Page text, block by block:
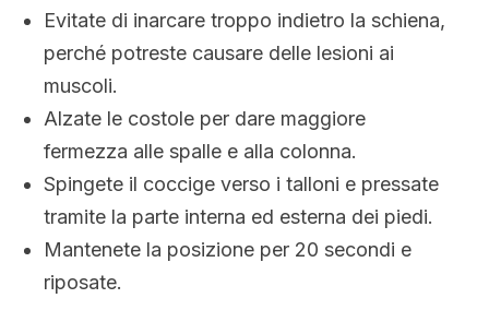
Evitate di inarcare troppo indietro la schiena,
perché potreste causare delle lesioni ai
muscoli.
Alzate le costole per dare maggiore
fermezza alle spalle e alla colonna.
Spingete il coccige verso i talloni e pressate
tramite la parte interna ed esterna dei piedi.
Mantenete la posizione per 20 secondi e
riposate.